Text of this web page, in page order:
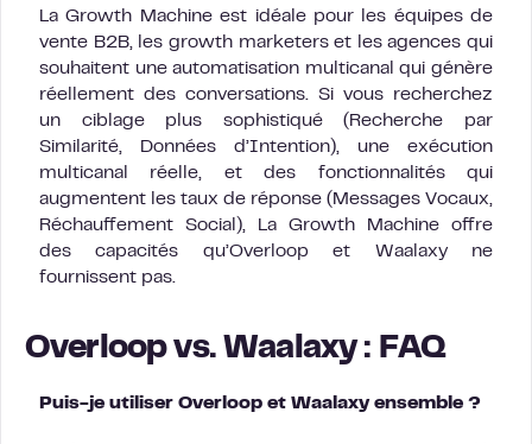
La Growth Machine est idéale pour les équipes de
vente B2B, les growth marketers et les agences qui
souhaitent une automatisation multicanal qui génère
réellement des conversations. Si vous recherchez
un ciblage plus sophistiqué (Recherche par
Similarité, Données d’Intention), une exécution
multicanal réelle, et des fonctionnalités qui
augmentent les taux de réponse (Messages Vocaux,
Réchauffement Social), La Growth Machine offre
des capacités qu’Overloop et Waalaxy ne
fournissent pas.
Overloop vs. Waalaxy : FAQ
Puis-je utiliser Overloop et Waalaxy ensemble ?